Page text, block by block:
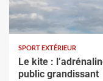
SPORT EXTÉRIEUR
Le kite :
public grandissant